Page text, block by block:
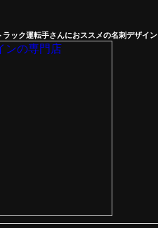
ラック運転手さんにおススメの名刺デザイン